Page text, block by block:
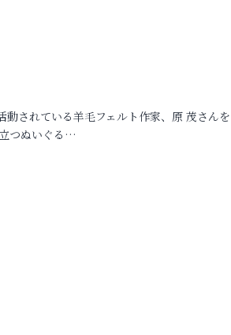
動されている羊毛フェルト作家、原 茂さん
つぬいぐる…